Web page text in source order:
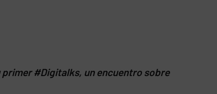
primer #Digitalks, un encuentro sobre